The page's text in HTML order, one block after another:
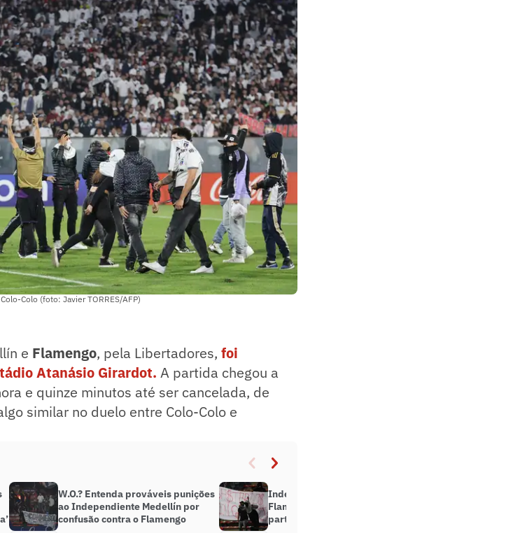
Colo (foto: Javier TORRES/AFP)
e Flamengo, pela Libertadores, foi
Atanásio Girardot. A partida chegou a
e quinze minutos até ser cancelada, de
similar no duelo entre Colo-Colo e
W.O.? Entenda prováveis punições
ao Independiente Medellín por
confusão contra o Flamengo
Independiente Medellin x
Flamengo: o que significa uma
partida cancelada